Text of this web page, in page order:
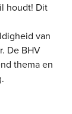
houdt! Dit
van
De BHV
thema en